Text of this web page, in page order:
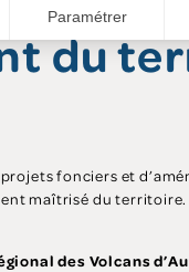
du
projets fonciers et
maîtrisé du territoire.
des Volcans